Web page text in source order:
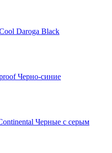
Daroga Black
Черно-синие
Черные с серым